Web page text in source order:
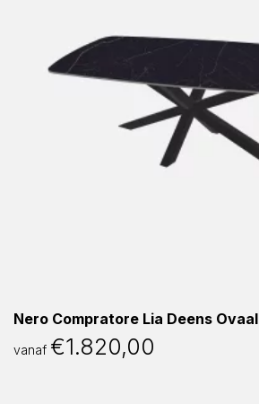
Nero Compratore Lia Deens Ovaal
vanaf €1.820,00